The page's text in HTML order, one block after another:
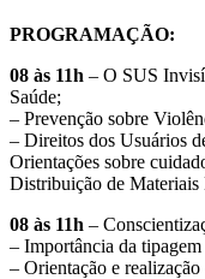
PROGRAMAÇÃO:
08 às 11h – O SUS
Saúde;
– Prevenção sobre
– Direitos dos Usuários
Orientações sobre
Distribuição de Materiais
08 às 11h –
– Importância da tipagem
– Orientação e